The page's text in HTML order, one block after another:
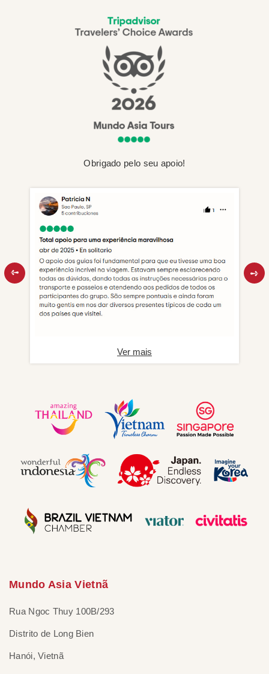
Obrigado pelo seu apoio!
Ver mais
Mundo Asia Vietnã
Rua Ngoc Thuy 100B/293
Distrito de Long Bien
Hanói, Vietnã